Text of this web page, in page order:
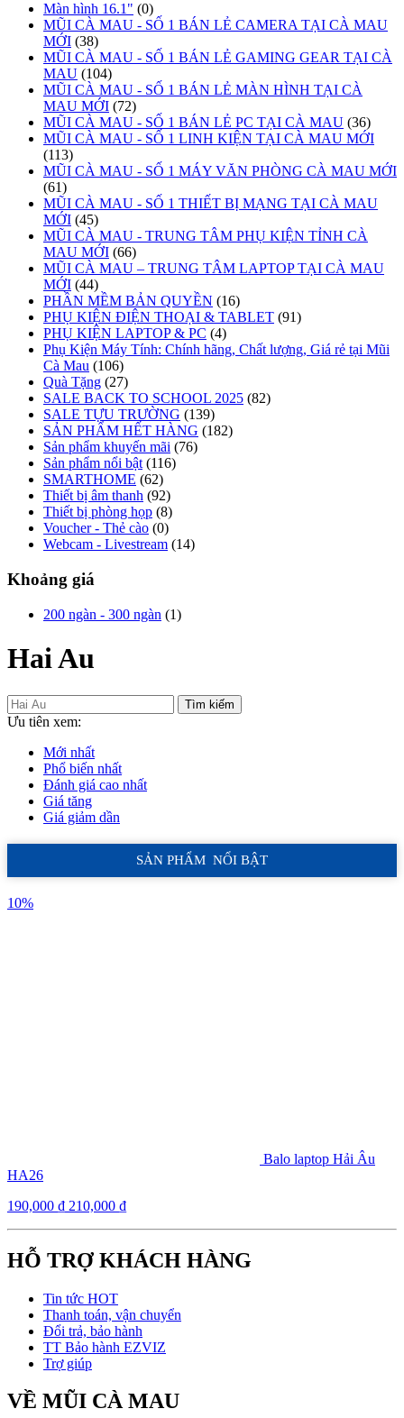
Màn hình 16.1" (0)
MŨI CÀ MAU - SỐ 1 BÁN LẺ CAMERA TẠI CÀ MAU
MỚI (38)
MŨI CÀ MAU - SỐ 1 BÁN LẺ GAMING GEAR TẠI CÀ
MAU (104)
MŨI CÀ MAU - SỐ 1 BÁN LẺ MÀN HÌNH TẠI CÀ
MAU MỚI (72)
MŨI CÀ MAU - SỐ 1 BÁN LẺ PC TẠI CÀ MAU (36)
MŨI CÀ MAU - SỐ 1 LINH KIỆN TẠI CÀ MAU MỚI
(113)
MŨI CÀ MAU - SỐ 1 MÁY VĂN PHÒNG CÀ MAU MỚI
(61)
MŨI CÀ MAU - SỐ 1 THIẾT BỊ MẠNG TẠI CÀ MAU
MỚI (45)
MŨI CÀ MAU - TRUNG TÂM PHỤ KIỆN TỈNH CÀ
MAU MỚI (66)
MŨI CÀ MAU – TRUNG TÂM LAPTOP TẠI CÀ MAU
MỚI (44)
PHẦN MỀM BẢN QUYỀN (16)
PHỤ KIỆN ĐIỆN THOẠI & TABLET (91)
PHỤ KIỆN LAPTOP & PC (4)
Phụ Kiện Máy Tính: Chính hãng, Chất lượng, Giá rẻ tại Mũi
Cà Mau (106)
Quà Tặng (27)
SALE BACK TO SCHOOL 2025 (82)
SALE TỰU TRƯỜNG (139)
SẢN PHẨM HẾT HÀNG (182)
Sản phẩm khuyến mãi (76)
Sản phẩm nổi bật (116)
SMARTHOME (62)
Thiết bị âm thanh (92)
Thiết bị phòng họp (8)
Voucher - Thẻ cào (0)
Webcam - Livestream (14)
Khoảng giá
200 ngàn - 300 ngàn (1)
Hai Au
Tìm kiếm
Ưu tiên xem:
Mới nhất
Phổ biến nhất
Đánh giá cao nhất
Giá tăng
Giá giảm dần
SẢN PHẨM NỔI BẬT
10%
Balo laptop Hải Âu
HA26
190,000 ₫ 210,000 ₫
HỖ TRỢ KHÁCH HÀNG
Tin tức HOT
Thanh toán, vận chuyển
Đổi trả, bảo hành
TT Bảo hành EZVIZ
Trợ giúp
VỀ MŨI CÀ MAU